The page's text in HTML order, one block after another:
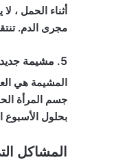
أثناء الحمل ،
مجرى الدم.
5. مشيمة جديدة مع كل حمل
المشيمة هي
جسم المرأة
بحلول
المشاكل